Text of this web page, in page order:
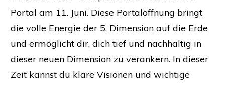
Portal am 11. Juni. Diese Portalöffnung bringt
die volle Energie der 5. Dimension auf die Erde
und ermöglicht dir, dich tief und nachhaltig in
dieser neuen Dimension zu verankern. In dieser
Zeit kannst du klare Visionen und wichtige